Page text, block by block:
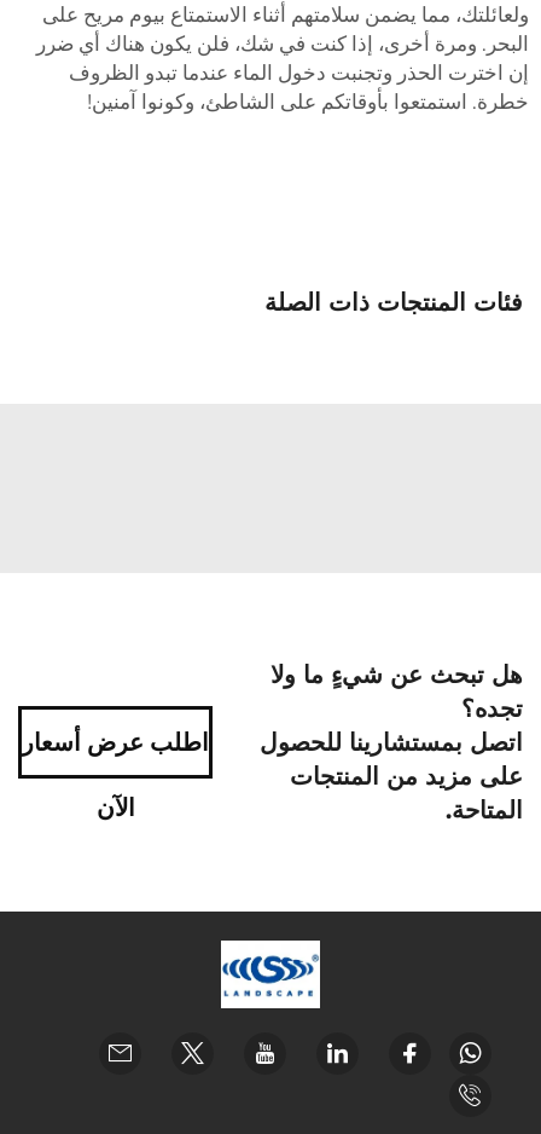
مما يضمن سلامتهم أثناء الاستمتاع بيوم مريح على
ومرة أخرى، إذا كنت في شك، فلن يكون هناك أي ضرر
اخترت الحذر وتجنبت دخول الماء عندما تبدو الظروف
استمتعوا بأوقاتكم على الشاطئ، وكونوا آمنين!
فئات المنتجات ذات الصلة
هل تبحث عن شيءٍ ما ولا
تجده؟
اتصل بمستشارينا للحصول
على مزيد من المنتجات
المتاحة.
اطلب عرض أسعار
الآن